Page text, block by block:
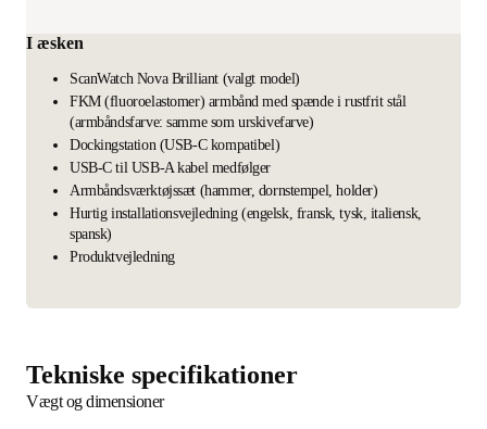
I æsken
ScanWatch Nova Brilliant (valgt model)
FKM (fluoroelastomer) armbånd med spænde i rustfrit stål
(armbåndsfarve: samme som urskivefarve)
Dockingstation (USB-C kompatibel)
USB-C til USB-A kabel medfølger
Armbåndsværktøjssæt (hammer, dornstempel, holder)
Hurtig installationsvejledning (engelsk, fransk, tysk, italiensk,
spansk)
Produktvejledning
Tekniske specifikationer
Vægt og dimensioner